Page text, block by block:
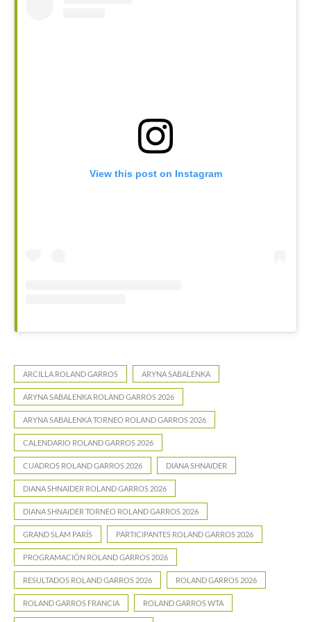
View this post on Instagram
ARCILLA ROLAND GARROS ARYNA SABALENKA
ARYNA SABALENKA ROLAND GARROS 2026
ARYNA SABALENKA TORNEO ROLAND GARROS 2026
CALENDARIO ROLAND GARROS 2026
CUADROS ROLAND GARROS 2026 DIANA SHNAIDER
DIANA SHNAIDER ROLAND GARROS 2026
DIANA SHNAIDER TORNEO ROLAND GARROS 2026
GRAND SLAM PARÍS PARTICIPANTES ROLAND GARROS 2026
PROGRAMACIÓN ROLAND GARROS 2026
RESULTADOS ROLAND GARROS 2026 ROLAND GARROS 2026
ROLAND GARROS FRANCIA ROLAND GARROS WTA